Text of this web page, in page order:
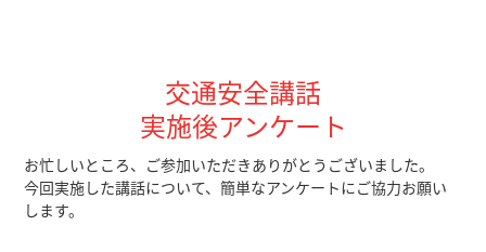
交通安全講話
実施後アンケート
お忙しいところ、ご参加いただきありがとうございました。
今回実施した講話について、簡単なアンケートにご協力お願い
します。